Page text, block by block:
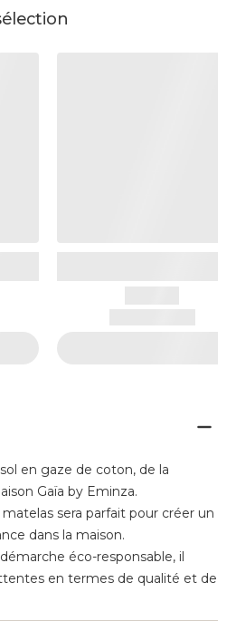
en gaze de coton, de la
Gaïa by Eminza.
sera parfait pour créer un
dans la maison.
éco-responsable, il
en termes de qualité et de